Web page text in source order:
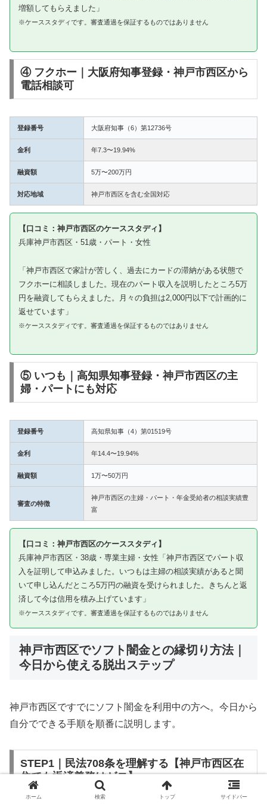
増額してもらえました」
※ケーススタディです。審査通過を保証するものではありません
④ フクホー｜大阪府知事登録・神戸市西区から
電話相談可
登録番号 大阪府知事（6）第12736号
金利 年7.3〜19.94%
融資額 5万〜200万円
対応地域 神戸市西区を含む全国対応
【口コミ：神戸市西区のケーススタディ】
兵庫神戸市西区・51歳・パート・女性
「神戸市西区で家計が苦しく、過去にカードの滞納がある状態で
フクホーに相談しました。現在のパート収入を説明したところ5万
円を融資してもらえました。月々の負担は2,000円以下で計画的に
返せています」
※ケーススタディです。審査通過を保証するものではありません
⑤ いつも｜高知県知事登録・神戸市西区の主
婦・パートにも対応
登録番号 高知県知事（4）第01519号
金利 年14.4〜19.94%
融資額 1万〜50万円
審査の特徴
神戸市西区の主婦・パート・年金受給者の相談実績豊
富
【口コミ：神戸市西区のケーススタディ】
兵庫神戸市西区・38歳・専業主婦・女性「神戸市西区でパート収
入を証明して申込みました。いつもは主婦の相談実績があると聞
いて申し込んだところ5万円の融資を受けられました。きちんと返
済して今は信用を積み上げています」
※ケーススタディです。審査通過を保証するものではありません
神戸市西区でソフト闇金との縁切り方法｜
今日から使える脱出ステップ
神戸市西区ですでにソフト闇金を利用中の方へ。今日から
自分でできる手順を順番に説明します。
STEP1｜民法708条を理解する【神戸市西区在
住でも返済義務はゼロ】
ホーム 検索 トップ サイドバー